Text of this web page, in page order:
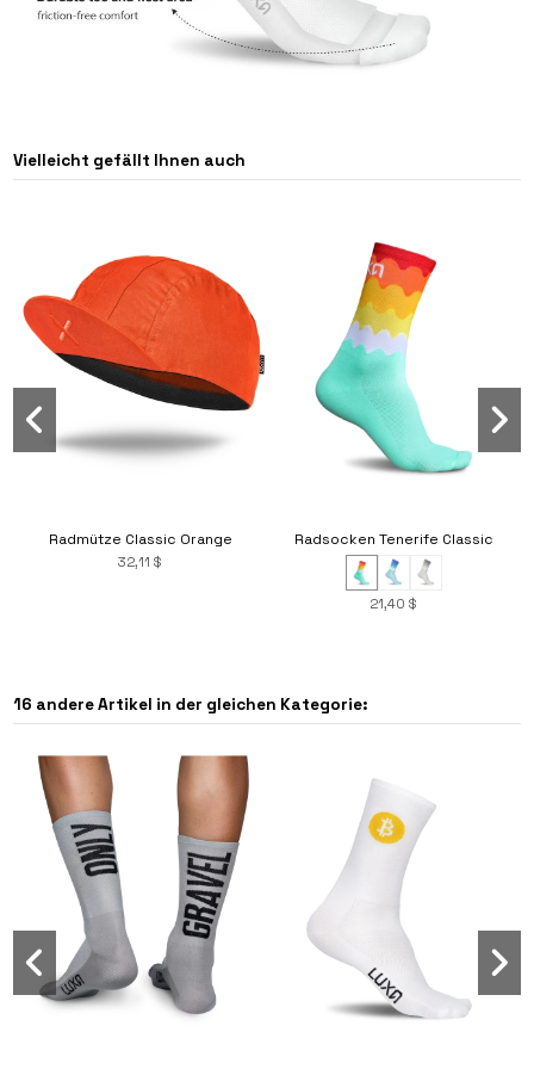
Vielleicht gefällt Ihnen auch
Radmütze Classic Orange
32,11 $
Radsocken Tenerife Classic
21,40 $
Retro Rise Radtrikot
128,49 $ 160,61 $
16 andere Artikel in der gleichen Kategorie: